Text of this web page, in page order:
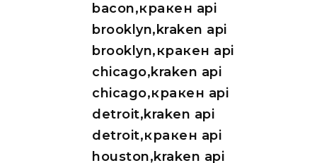
bacon,кракен api
brooklyn,kraken api
brooklyn,кракен api
chicago,kraken api
chicago,кракен api
detroit,kraken api
detroit,кракен api
houston,kraken api